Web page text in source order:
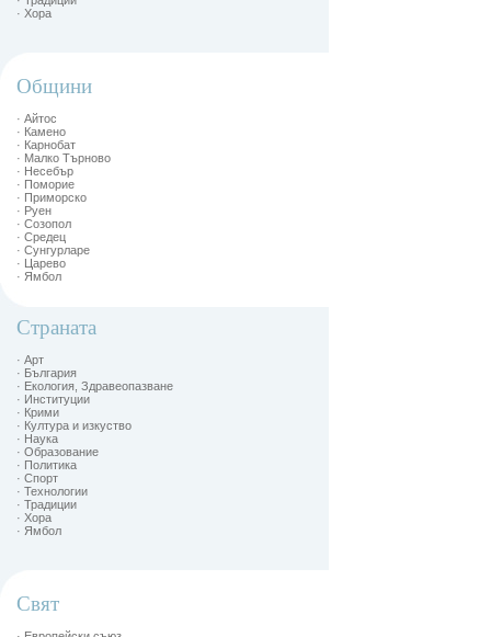
· Хора
Общини
· Айтос
· Камено
· Карнобат
· Малко Търново
· Несебър
· Поморие
· Приморско
· Руен
· Созопол
· Средец
· Сунгурларе
· Царево
· Ямбол
Страната
· Арт
· България
· Екология, Здравеопазване
· Институции
· Крими
· Култура и изкуство
· Наука
· Образование
· Политика
· Спорт
· Технологии
· Традиции
· Хора
· Ямбол
Свят